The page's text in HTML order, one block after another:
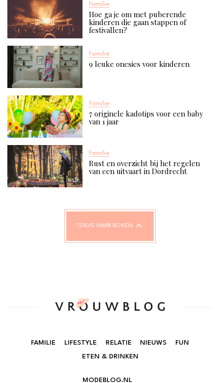
Familie
Hoe ga je om met puberende
kinderen die gaan stappen of
festivallen?
Familie
9 leuke onesies voor kinderen
Familie
7 originele kadotips voor een baby
van 1 jaar​
Familie
Rust en overzicht bij het regelen
van een uitvaart in Dordrecht
TERUG NAAR BOVEN
FAMILIE LIFESTYLE RELATIE NIEUWS
FUN
ETEN & DRINKEN
MODEBLOG.NL